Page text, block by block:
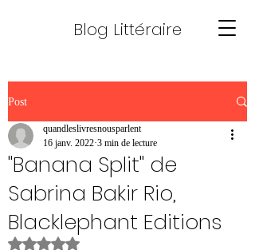
Blog Littéraire
Post
"Banana Split" de
Sabrina Bakir Rio,
Blacklephant Editions
quandleslivresnousparlent
16 janv. 2022 3 min de lecture
Noté NaN étoiles sur 5.